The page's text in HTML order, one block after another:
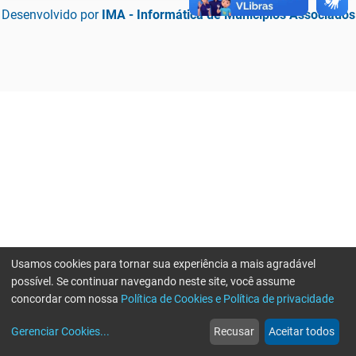
Desenvolvido por IMA - Informática de Municípios Associados
web
Notícias
more_horiz
Mais
Usamos cookies para tornar sua experiência a mais agradável
possível. Se continuar navegando neste site, você assume
concordar com nossa Política de Cookies e Política de privacidade
Gerenciar Cookies... Recusar Aceitar todos
Erro ao enviar informações, por favor tente novamente